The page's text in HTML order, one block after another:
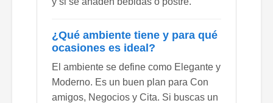
¿Qué ambiente tiene y para qué
ocasiones es ideal?
El ambiente se define como Elegante y
Moderno. Es un buen plan para Con
amigos, Negocios y Cita. Si buscas un